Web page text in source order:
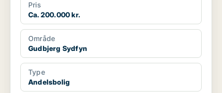
Pris
Ca. 200.000 kr.
Område
Gudbjerg Sydfyn
Type
Andelsbolig